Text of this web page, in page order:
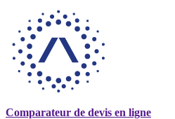
Comparateur de devis en ligne